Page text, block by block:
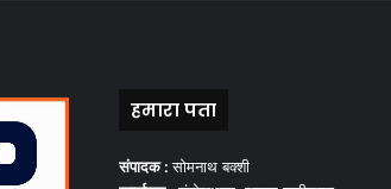
हमारा पता
संपादक :सोमनाथ बक्शी